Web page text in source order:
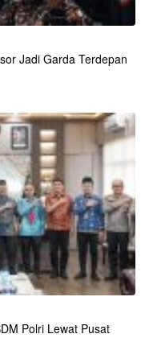
Jadi Garda Terdepan
Polri Lewat Pusat